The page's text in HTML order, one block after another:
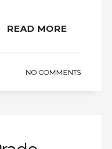
READ MORE
NO COMMENTS